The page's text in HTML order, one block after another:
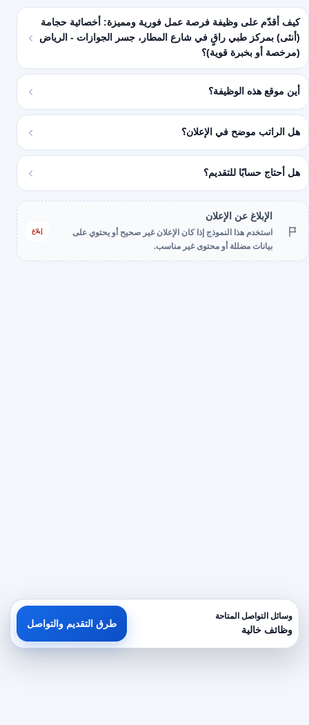
كيف أقدّم على وظيفة فرصة عمل فورية ومميزة: أخصائية حجامة
(أنثى) بمركز طبي راقٍ في شارع المطار، جسر الجوازات - الرياض
(مرخصة أو بخبرة قوية)؟
أين موقع هذه الوظيفة؟
هل الراتب موضح في الإعلان؟
هل أحتاج حسابًا للتقديم؟
الإبلاغ عن الإعلان
استخدم هذا النموذج إذا كان الإعلان غير صحيح أو يحتوي على
بيانات مضللة أو محتوى غير مناسب.
إبلاغ
وسائل التواصل المتاحة
وظائف خالية
طرق التقديم والتواصل